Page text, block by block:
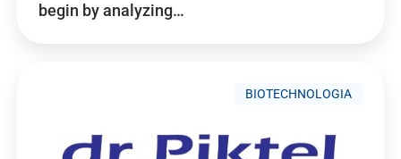
begin by analyzing…
BIOTECHNOLOGIA